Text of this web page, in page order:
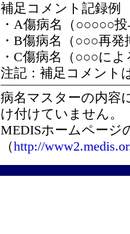
補足コメント記録例
・A傷病名（○○○○○
・B傷病名（○○○再
・C傷病名（○○○に
注記：補足コメント
病名マスターの内容
け付けていません。
MEDISホームページ
（http://